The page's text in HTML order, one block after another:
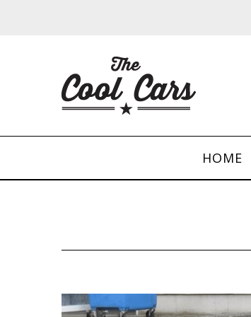
HOME